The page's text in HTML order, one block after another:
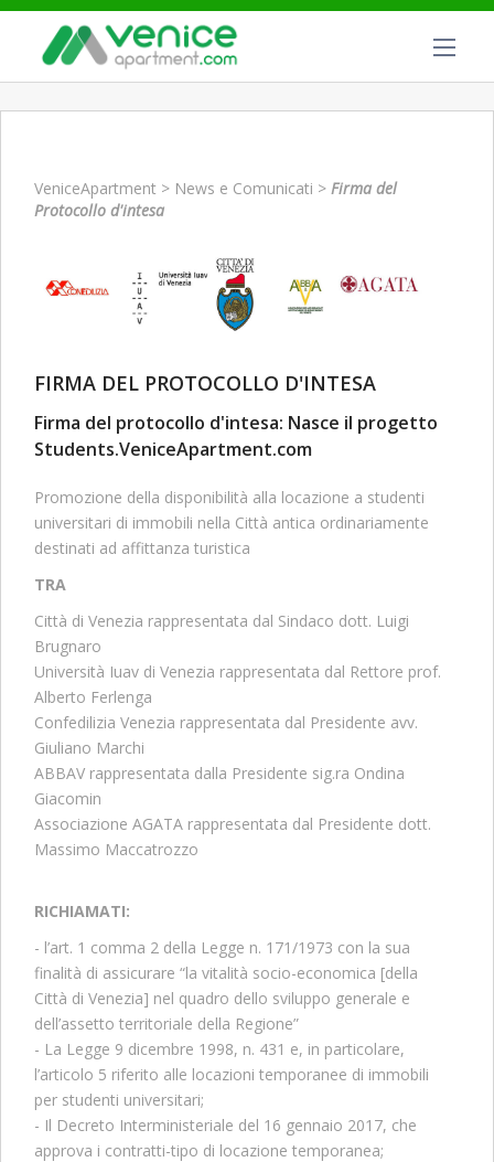
VeniceApartment > News e Comunicati > Firma del
Protocollo d'intesa
FIRMA DEL PROTOCOLLO D'INTESA
Firma del protocollo d'intesa: Nasce il progetto
Students.VeniceApartment.com
Promozione della disponibilità alla locazione a studenti
universitari di immobili nella Città antica ordinariamente
destinati ad affittanza turistica
TRA
Città di Venezia rappresentata dal Sindaco dott. Luigi
Brugnaro
Università Iuav di Venezia rappresentata dal Rettore prof.
Alberto Ferlenga
Confedilizia Venezia rappresentata dal Presidente avv.
Giuliano Marchi
ABBAV rappresentata dalla Presidente sig.ra Ondina
Giacomin
Associazione AGATA rappresentata dal Presidente dott.
Massimo Maccatrozzo
RICHIAMATI:
- l’art. 1 comma 2 della Legge n. 171/1973 con la sua
finalità di assicurare “la vitalità socio-economica [della
Città di Venezia] nel quadro dello sviluppo generale e
dell’assetto territoriale della Regione”
- La Legge 9 dicembre 1998, n. 431 e, in particolare,
l’articolo 5 riferito alle locazioni temporanee di immobili
per studenti universitari;
- Il Decreto Interministeriale del 16 gennaio 2017, che
approva i contratti-tipo di locazione temporanea;